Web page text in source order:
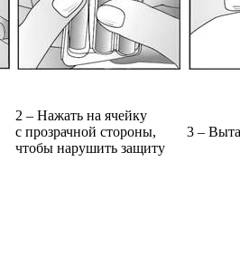
2 – Нажать на ячейку
с прозрачной стороны,
чтобы нарушить защиту
3 –